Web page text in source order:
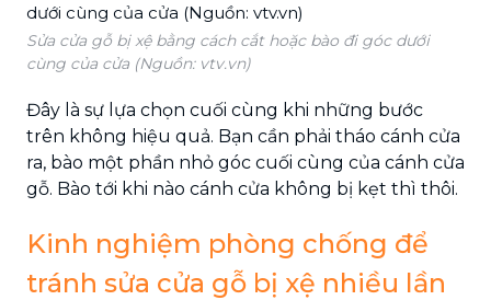
Sửa cửa gỗ bị xệ bằng cách cắt hoặc bào đi góc dưới
cùng của cửa (Nguồn: vtv.vn)
Đây là sự lựa chọn cuối cùng khi những bước
trên không hiệu quả. Bạn cần phải tháo cánh cửa
ra, bào một phần nhỏ góc cuối cùng của cánh cửa
gỗ. Bào tới khi nào cánh cửa không bị kẹt thì thôi.
Kinh nghiệm phòng chống để
tránh sửa cửa gỗ bị xệ nhiều lần